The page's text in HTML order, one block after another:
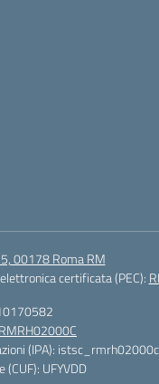
00178 Roma RM
certificata (PEC):
RMRH02000C
(IPA): istsc_rmrh02000c
UFYVDD